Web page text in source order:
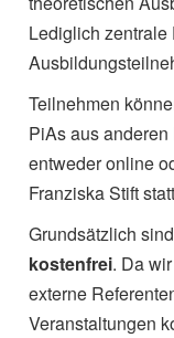
Lediglich
Teilnehmen
PiAs aus
entweder online
Franziska Stift
Grundsätzlich
kostenfrei. Da
externe
Veranstaltungen